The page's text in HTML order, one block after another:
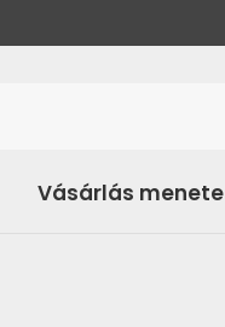
Vásárlás menete